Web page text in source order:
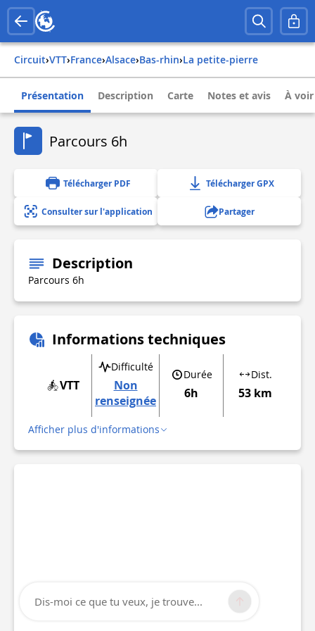
Circuit› VTT› france› alsace› bas-rhin› la petite-pierre
Présentation Description Carte Notes et avis À
Parcours 6h
Télécharger PDF Télécharger GPX
Consulter sur l'application Partager
Description
Parcours 6h
Informations techniques
VTT
Difficulté
Non
renseignée
Durée
6h
Dist.
53 km
Afficher plus d'informations
Dis-moi ce que tu veux, je trouve...